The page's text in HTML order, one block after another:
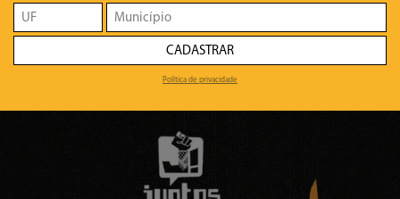
CADASTRAR
Política de privacidade